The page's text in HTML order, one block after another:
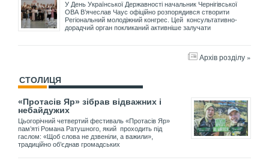
У День Української Державності начальник Чернігівської
ОВА В’ячеслав Чаус офіційно розпорядився створити
Регіональний молодіжний конгрес. Цей консультативно-
дорадчий орган покликаний активніше залучати
Архів розділу »
СТОЛИЦЯ
«Протасів Яр» зібрав відважних і
небайдужих
Цьогорічний четвертий фестиваль «Протасів Яр»
пам’яті Романа Ратушного, який проходить під
гаслом: «Щоб слова не дзвеніли, а важили»,
традиційно об’єднав громадських